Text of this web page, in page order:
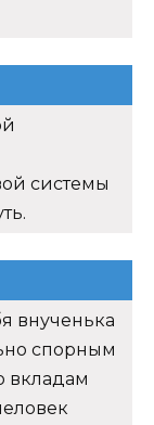
системы
внученька
спорным
вкладам